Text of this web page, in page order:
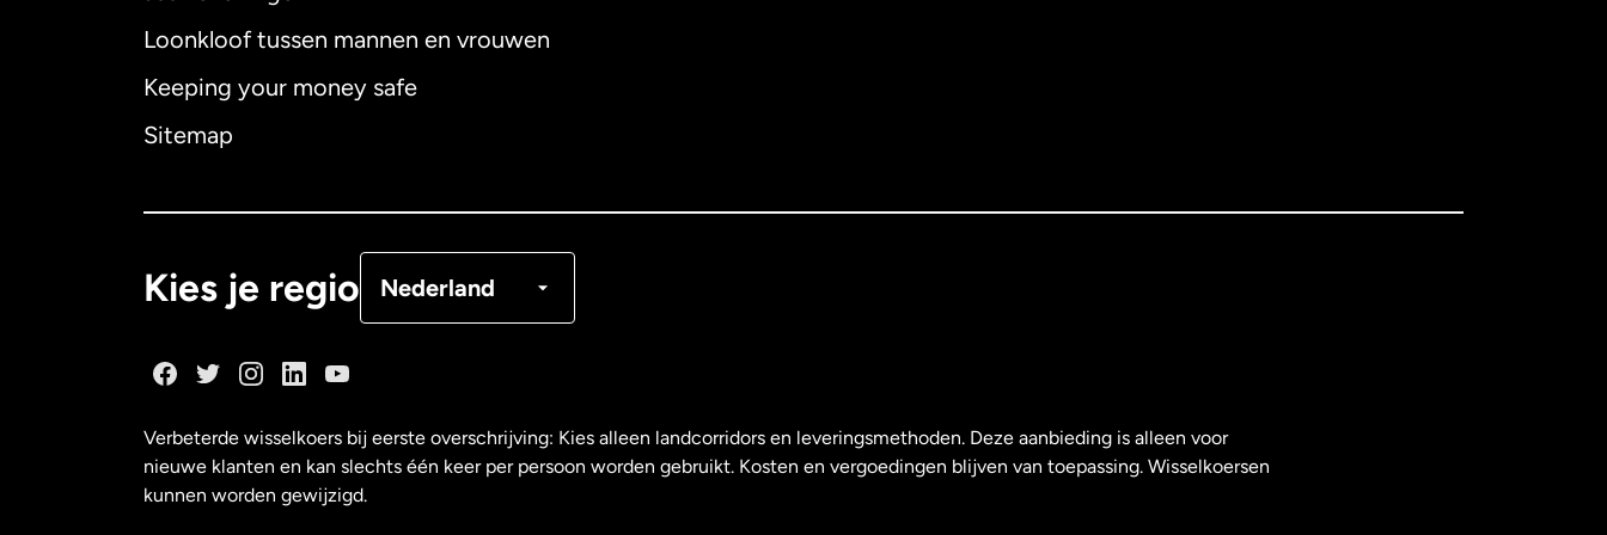
Loonkloof tussen mannen en vrouwen
Keeping your money safe
Sitemap
Kies je regio Nederland
Australië
Verbeterde wisselkoers bij eerste overschrijving: Kies alleen landcorridors en leveringsmethoden. Deze aanbieding is alleen voor
nieuwe klanten en kan slechts één keer per persoon worden gebruikt. Kosten en vergoedingen blijven van toepassing. Wisselkoersen
kunnen worden gewijzigd.